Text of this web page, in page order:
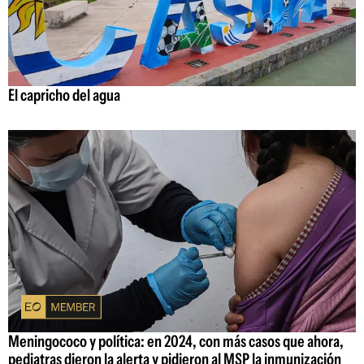
El capricho del agua
Meningococo y política: en 2024, con más casos que ahora,
pediatras dieron la alerta y pidieron al MSP la inmunización